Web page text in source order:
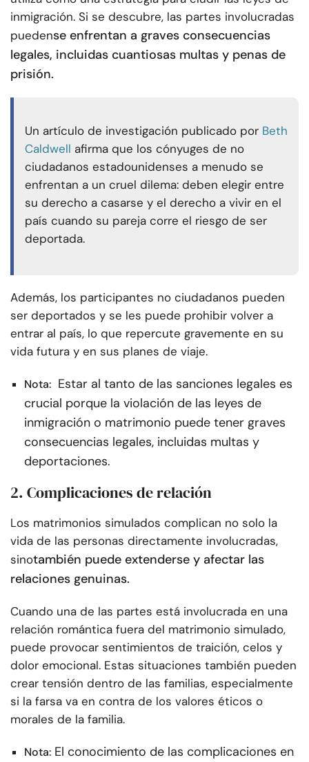
inmigración. Si se descubre, las partes involucradas
puedense enfrentan a graves consecuencias
legales, incluidas cuantiosas multas y penas de
prisión.
Un artículo de investigación publicado por Beth
Caldwell afirma que los cónyuges de no
ciudadanos estadounidenses a menudo se
enfrentan a un cruel dilema: deben elegir entre
su derecho a casarse y el derecho a vivir en el
país cuando su pareja corre el riesgo de ser
deportada.
Además, los participantes no ciudadanos pueden
ser deportados y se les puede prohibir volver a
entrar al país, lo que repercute gravemente en su
vida futura y en sus planes de viaje.
Nota: Estar al tanto de las sanciones legales es
crucial porque la violación de las leyes de
inmigración o matrimonio puede tener graves
consecuencias legales, incluidas multas y
deportaciones.
2. Complicaciones de relación
Los matrimonios simulados complican no solo la
vida de las personas directamente involucradas,
sinotambién puede extenderse y afectar las
relaciones genuinas.
Cuando una de las partes está involucrada en una
relación romántica fuera del matrimonio simulado,
puede provocar sentimientos de traición, celos y
dolor emocional. Estas situaciones también pueden
crear tensión dentro de las familias, especialmente
si la farsa va en contra de los valores éticos o
morales de la familia.
Nota: El conocimiento de las complicaciones en